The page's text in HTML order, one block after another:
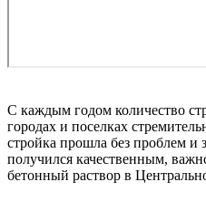
С каждым годом количество
городах и поселках
стройка прошла без проблем и
получился качественным,
бетонный раствор в